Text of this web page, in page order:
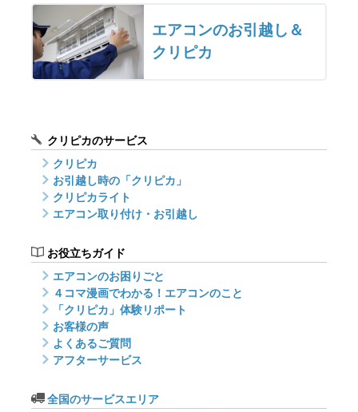
エアコンのお引越し＆
クリピカ
クリピカのサービス
クリピカ
お引越し時の「クリピカ」
クリピカライト
エアコン取り付け・お引越し
お役立ちガイド
エアコンのお困りごと
４コマ漫画でわかる！エアコンのこと
「クリピカ」体験リポート
お客様の声
よくあるご質問
アフターサービス
全国のサービスエリア